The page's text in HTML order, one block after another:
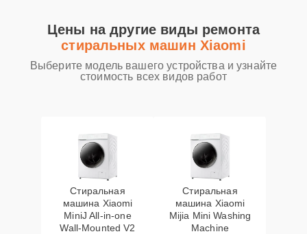
Цены на другие виды ремонта
стиральных машин Xiaomi
Выберите модель вашего устройства и узнайте
стоимость всех видов работ
Стиральная
машина Xiaomi
MiniJ All-in-one
Wall-Mounted V2
Стиральная
машина Xiaomi
Mijia Mini Washing
Machine